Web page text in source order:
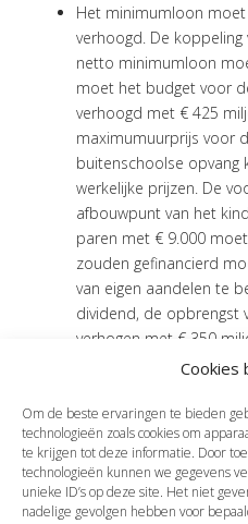
Cookies
Om de beste ervaringen te bieden
technologieën zoals cookies om
te krijgen tot deze informatie. Door
technologieën kunnen we gegevens
unieke ID’s op deze site. Het niet
nadelige gevolgen hebben voor
Het minimumloon
verhoogd. De
netto minimumloon
moet het budget voor
verhoogd met € 425
maximumuurprijs voor
buitenschoolse opvang
werkelijke prijzen. De
afbouwpunt van het
paren met € 9.000
zouden gefinancierd
van eigen aandelen te
dividend, de opbrengst
verhogen met € 350
tarieven in box 2 en
Vorige Volgende